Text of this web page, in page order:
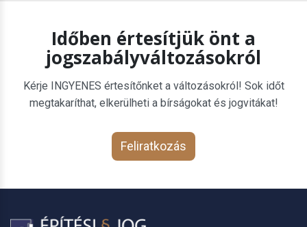
Időben értesítjük önt a
jogszabályváltozásokról
Kérje INGYENES értesítőnket a változásokról! Sok időt
megtakaríthat, elkerülheti a bírságokat és jogvitákat!
Feliratkozás